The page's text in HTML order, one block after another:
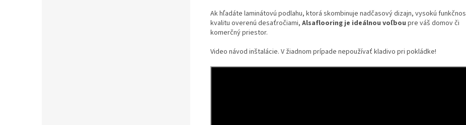
Ak hľadáte laminátovú podlahu, ktorá skombinuje nadčasový dizajn, vysokú
kvalitu overenú desaťročiami, Alsaflooring je ideálnou voľbou pre váš domov či
komerčný priestor.
Video návod inštalácie. V žiadnom prípade nepoužívať kladivo pri pokládke!